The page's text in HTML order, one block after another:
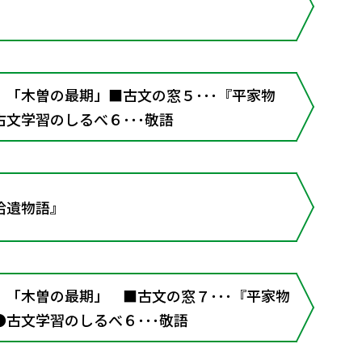
木曽の最期」■古文の窓５･･･『平家物
学習のしるべ６･･･敬語
物語』
木曽の最期」 ■古文の窓７･･･『平家物
文学習のしるべ６･･･敬語